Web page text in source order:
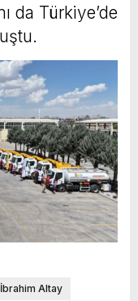
da Türkiye’de
Altay